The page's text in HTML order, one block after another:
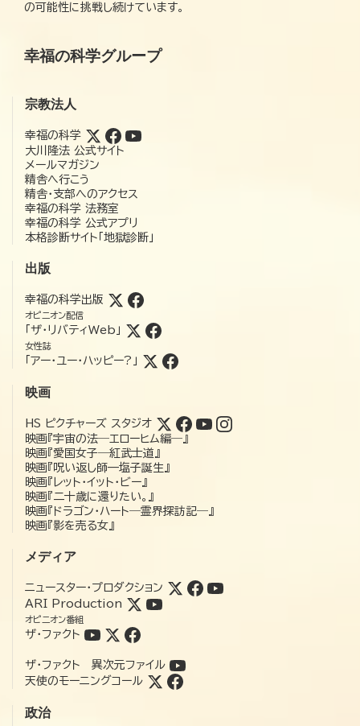
の可能性に挑戦し続けています。
幸福の科学グループ
宗教法人
幸福の科学
大川隆法 公式サイト
メールマガジン
精舎へ行こう
精舎・支部へのアクセス
幸福の科学 法務室
幸福の科学 公式アプリ
本格診断サイト「地獄診断」
出版
幸福の科学出版
オピニオン配信
「ザ・リバティWeb」
女性誌
「アー・ユー・ハッピー?」
映画
HS ピクチャーズ スタジオ
映画『宇宙の法―エローヒム編―』
映画『愛国女子―紅武士道』
映画『呪い返し師—塩子誕生』
映画『レット・イット・ビー』
映画『二十歳に還りたい。』
映画『ドラゴン・ハート―霊界探訪記―』
映画『影を売る女』
メディア
ニュースター・プロダクション
ARI Production
オピニオン番組
ザ・ファクト
ザ・ファクト 異次元ファイル
天使のモーニングコール
政治